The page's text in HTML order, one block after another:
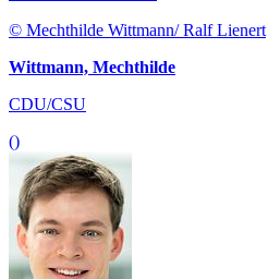
© Mechthilde Wittmann/ Ralf Lienert
Wittmann, Mechthilde
CDU/CSU
()